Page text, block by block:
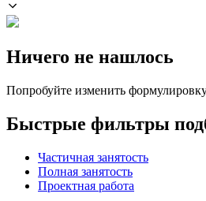
Ничего не нашлось
Попробуйте изменить
Быстрые фильтры
Частичная занятость
Полная занятость
Проектная работа